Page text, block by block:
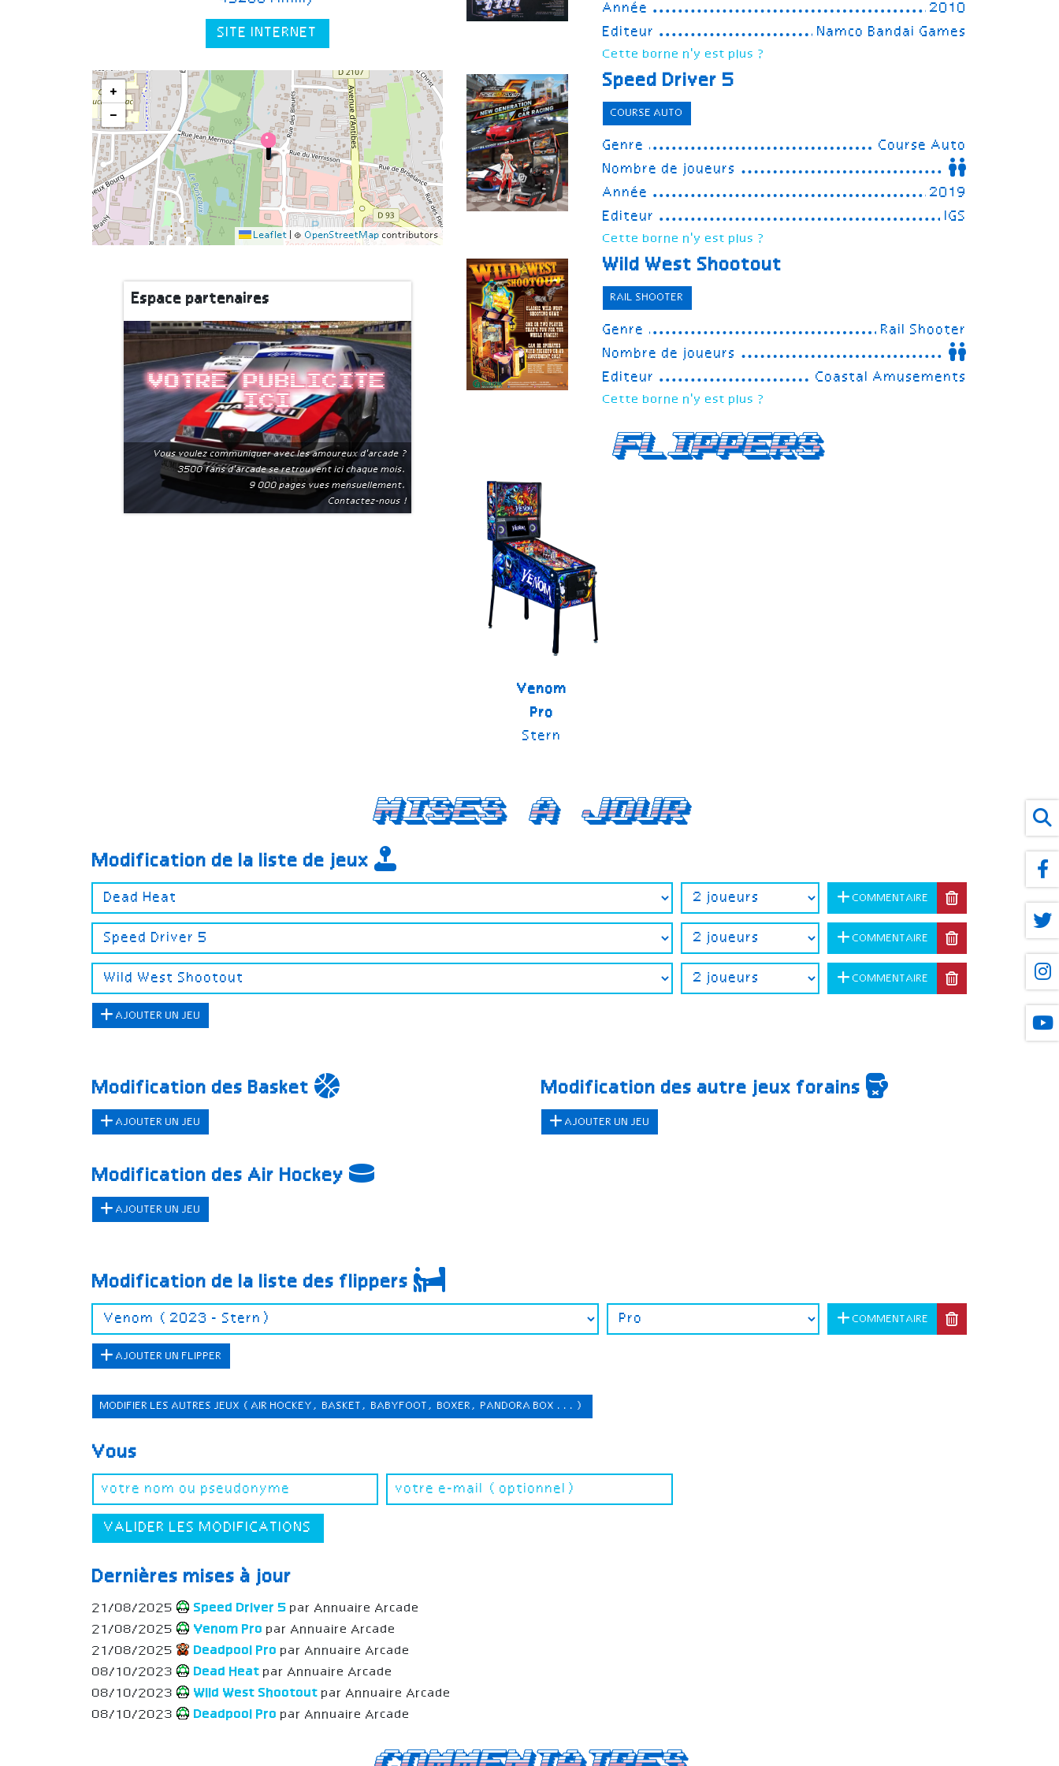
SITE INTERNET
+
−
Leaflet © OpenStreetMap contributors
Espace partenaires
Votre publicite
ici
Vous voulez communiquer avec les amoureux d'arcade ?
3500 fans d'arcade se retrouvent ici chaque mois.
9 000 pages vues mensuellement.
Contactez-nous !
Année
2010
Editeur
Namco Bandai Games
Cette borne n'y est plus ?
Speed Driver 5
COURSE AUTO
Genre
Course Auto
Nombre de joueurs
Année
2019
Editeur
IGS
Cette borne n'y est plus ?
Wild West Shootout
RAIL SHOOTER
Genre
Rail Shooter
Nombre de joueurs
Editeur
Coastal Amusements
Cette borne n'y est plus ?
Flippers
Venom
Pro
Stern
Mises a jour
Modification de la liste de jeux
COMMENTAIRE
COMMENTAIRE
COMMENTAIRE
AJOUTER UN JEU
Modification des Basket
AJOUTER UN JEU
Modification des Air Hockey
AJOUTER UN JEU
Modification des autre jeux forains
AJOUTER UN JEU
Modification de la liste des flippers
COMMENTAIRE
AJOUTER UN FLIPPER
MODIFIER LES AUTRES JEUX (AIR HOCKEY, BASKET, BABYFOOT, BOXER, PANDORA BOX ...)
Vous
VALIDER LES MODIFICATIONS
Dernières mises à jour
21/08/2025 Speed Driver 5 par Annuaire Arcade
21/08/2025
Venom Pro par Annuaire Arcade
21/08/2025
Deadpool Pro par Annuaire Arcade
08/10/2023
Dead Heat par Annuaire Arcade
08/10/2023
Wild West Shootout par Annuaire Arcade
08/10/2023
Deadpool Pro par Annuaire Arcade